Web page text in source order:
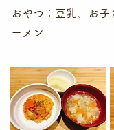
おやつ：豆乳、お子
ーメン